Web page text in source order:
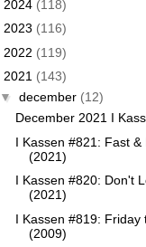
2024 (118)
2023 (116)
2022 (119)
2021 (143)
▼ december (12)
December 2021 I
I Kassen #821: Fast &
(2021)
I Kassen #820: Don't
(2021)
I Kassen #819: Friday
(2009)